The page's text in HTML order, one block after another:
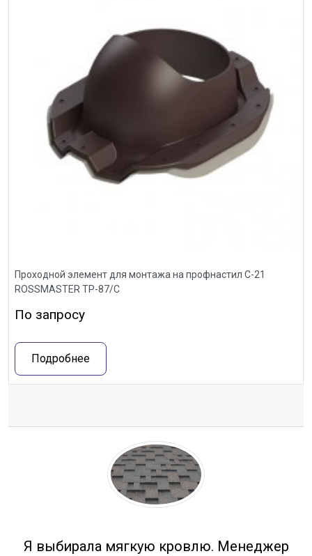
Проходной элемент для монтажа на профнастил С-21
ROSSMASTER ТР-87/С
По запросу
Подробнее
Я выбирала мягкую кровлю. Менеджер